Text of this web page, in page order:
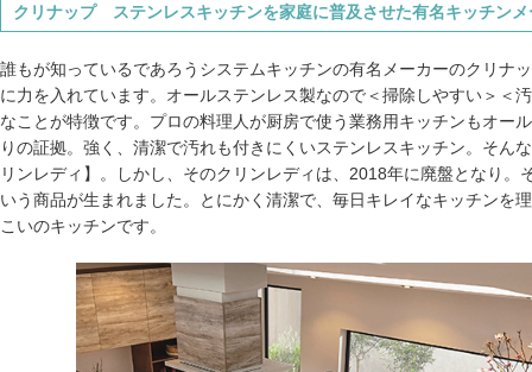
クリナップ ステンレスキッチンを家庭に普及させた有名キッチンメ
誰もが知っているであろうシステムキッチンの有名メーカーのクリナ
に力を入れています。オールステンレス製なので＜掃除しやすい＞＜
なことが特徴です。プロの料理人が厨房で使う業務用キッチンもオー
りの証拠。強く、清潔で汚れも付きにくいステンレスキッチン。そん
リンレディ】。しかし、そのクリンレディは、2018年に廃盤となり。
いう商品が生まれました。とにかく清潔で、毎日キレイなキッチンを
こいのキッチンです。